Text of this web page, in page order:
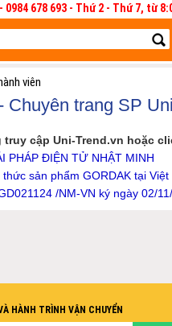
0984 678 693 - Thứ 2 - Thứ 7, từ
hàng 30 ngày. Có thể sửa và quản lý giỏ
viên
Chuyên trang SP
cập Uni-Trend.vn hoặc
PHÁP ĐIỆN TỬ NHẬT MINH
sản phẩm GORDAK tại Việt
/NM-VN ký ngày 02/
HÀNH TRÌNH VẬN CHUYỂN